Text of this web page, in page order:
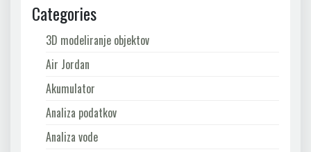
Categories
3D modeliranje objektov
Air Jordan
Akumulator
Analiza podatkov
Analiza vode